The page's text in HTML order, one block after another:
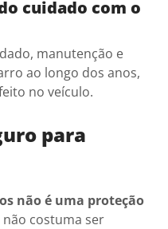
cuidado com o
manutenção e
ao longo dos anos,
no veículo.
para
não é uma proteção
não costuma ser